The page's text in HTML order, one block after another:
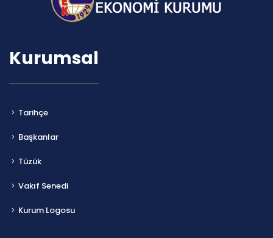
Kurumsal
Tarihçe
Başkanlar
Tüzük
Vakıf Senedi
Kurum Logosu